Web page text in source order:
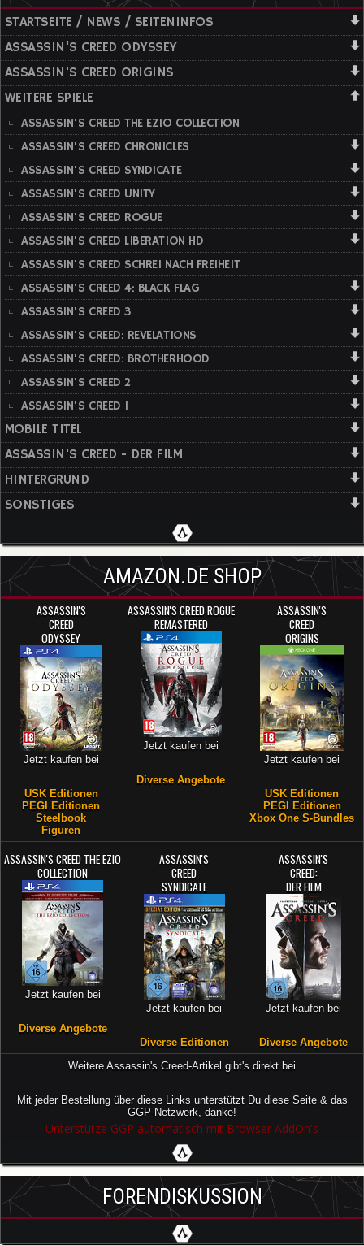
STARTSEITE / NEWS / SEITENINFOS
ASSASSIN'S CREED ODYSSEY
ASSASSIN'S CREED ORIGINS
WEITERE SPIELE
ASSASSIN'S CREED THE EZIO COLLECTION
ASSASSIN'S CREED CHRONICLES
ASSASSIN'S CREED SYNDICATE
ASSASSIN'S CREED UNITY
ASSASSIN'S CREED ROGUE
ASSASSIN'S CREED LIBERATION HD
ASSASSIN'S CREED SCHREI NACH FREIHEIT
ASSASSIN'S CREED 4: BLACK FLAG
ASSASSIN'S CREED 3
ASSASSIN'S CREED: REVELATIONS
ASSASSIN'S CREED: BROTHERHOOD
ASSASSIN'S CREED 2
ASSASSIN'S CREED 1
MOBILE TITEL
ASSASSIN'S CREED - DER FILM
HINTERGRUND
SONSTIGES
AMAZON.DE SHOP
ASSASSIN'S
CREED
ODYSSEY
Jetzt kaufen bei
USK Editionen
PEGI Editionen
Steelbook
Figuren
ASSASSIN'S CREED ROGUE
REMASTERED
Jetzt kaufen bei
Diverse Angebote
ASSASSIN'S
CREED
ORIGINS
Jetzt kaufen bei
USK Editionen
PEGI Editionen
Xbox One S-Bundles
ASSASSIN'S CREED THE EZIO
COLLECTION
Jetzt kaufen bei
Diverse Angebote
ASSASSIN'S
CREED
SYNDICATE
Jetzt kaufen bei
Diverse Editionen
ASSASSIN'S
CREED:
DER FILM
Jetzt kaufen bei
Diverse Angebote
Weitere Assassin's Creed-Artikel gibt's direkt bei
Mit jeder Bestellung über diese Links unterstützt Du diese Seite & das
GGP-Netzwerk, danke!
Unterstütze GGP automatisch mit Browser AddOn's
FORENDISKUSSION